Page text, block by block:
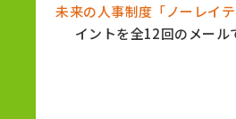
未来の人事制度「ノーレイテ
イントを全12回のメール